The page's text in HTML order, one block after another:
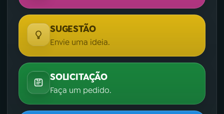
SUGESTÃO
Envie uma ideia.
SOLICITAÇÃO
Faça um pedido.